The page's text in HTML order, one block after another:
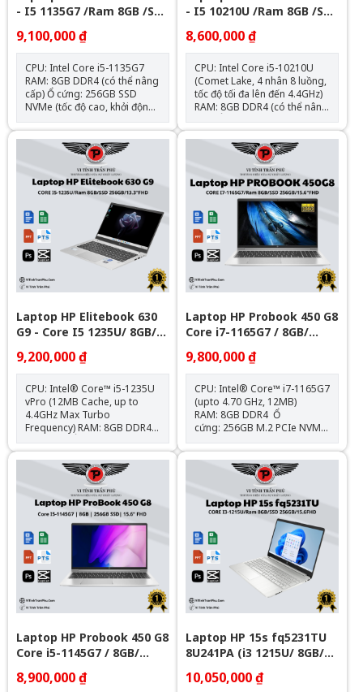
- I5 1135G7 /Ram 8GB /SSD
256GB/ 14FHD
9,100,000 ₫
CPU: Intel Core i5-1135G7
RAM: 8GB DDR4 (có thể nâng
cấp) Ổ cứng: 256GB SSD
NVMe (tốc độ cao, khởi động
nhanh, nâng cấp được) Màn
hình: 14.0 inch Full HD (1920 x
1080) IPS, viền mỏng – cho
góc nhìn rộng và hình ảnh
Graphics – đáp ứng tốt các
tác vụ văn phòng, học tập và
giải trí cơ bản Trọng
lượng: Khoảng 1.33kg –
mỏng nhẹ, dễ mang theo
Chất liệu: Vỏ nhôm nguyên
khối màu bạc – hiện đại, bền
bỉ và cao cấp Hệ điều hành:
Chưa Bao Gồm
- I5 10210U /Ram 8GB /SSD
256GB/ 14FHD
8,600,000 ₫
CPU: Intel Core i5-10210U
(Comet Lake, 4 nhân 8 luồng,
tốc độ tối đa lên đến 4.4GHz)
RAM: 8GB DDR4 (có thể nâng
cấp) Ổ cứng: 256GB SSD
NVMe (tốc độ cao, khởi động
nhanh, nâng cấp được) Màn
hình: 14.0 inch Full HD (1920 x
1080) IPS, viền mỏng – cho
góc nhìn rộng và hình ảnh
sắc nét Đồ họa: Intel UHD
Graphics – đáp ứng tốt các
tác vụ văn phòng, học tập và
giải trí cơ bản Trọng
lượng: Khoảng 1.33kg –
mỏng nhẹ, dễ mang theo
Chất liệu: Vỏ nhôm nguyên
khối màu bạc – hiện đại, bền
Chưa Bao Gồm
Laptop HP Elitebook 630
G9 - Core I5 1235U/ 8GB/
256GB PCIE/13.3
FHD/WIN11/BẠC
9,200,000 ₫
CPU: Intel® Core™ i5-1235U
vPro (12MB Cache, up to
4.4GHz Max Turbo
Frequency) RAM: 8GB DDR4
3200MHz Ổ cứng: 256GB
PCIe M.2 SSD VGA: Intel®
Iris® Xe Graphics Màn
hình: 13.3" FHD (1920 x 1080),
IPS, Narrow Bezel, anti-glare,
250 nits, 45% NTSC Kết
nối: 1x Thunderbolt™ 4; 2x
USB Type-A; 1x HDMI 2.1; 1x
RJ-45; 1x
headphone/microphone
combo jack Trọng
lượng: 1.28kg Loại Pin: 58 Wh
Lithium-Ion
Laptop HP Probook 450 G8
Core i7-1165G7 / 8GB/
Nvme 256GB/ 15.6" FHD
9,800,000 ₫
CPU: Intel® Core™ i7-1165G7
(upto 4.70 GHz, 12MB)
RAM: 8GB DDR4 Ổ
cứng: 256GB M.2 PCIe NVMe
VGA: Intel® Iris® Xᵉ
Graphics Màn hình: 15.6 inch
FHD (1920 x 1080), IPS,
Narrow Bezel, Anti-Glare, 250
nits, 45% NTSC Kết nối: 1x
ThunderBolt 4, 3x USB 3.1
Type-A, 1x HDMI 1.4; 1x Khe
SD, Jack 3.5mm Trọng
lượng: 1.75kg Loại Pin: HP
Long Life 3-cell, 45 Wh Li-ion
Polymer Hệ điều hành: Chưa
Bao Gồm
Laptop HP Probook 450 G8
Core i5-1145G7 / 8GB/
Nvme 256GB/ 15.6"
8,900,000 ₫
Laptop HP 15s fq5231TU
8U241PA (i3 1215U/ 8GB/
256GB SSD/15.6 inch
FHD/Win11/ Silver)
10,050,000 ₫